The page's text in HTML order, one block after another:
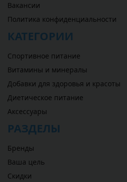
Вакансии
Политика конфиденциальности
КАТЕГОРИИ
Спортивное питание
Витамины и минералы
Добавки для здоровья и красоты
Диетическое питание
Аксессуары
РАЗДЕЛЫ
Бренды
Ваша цель
Скидки